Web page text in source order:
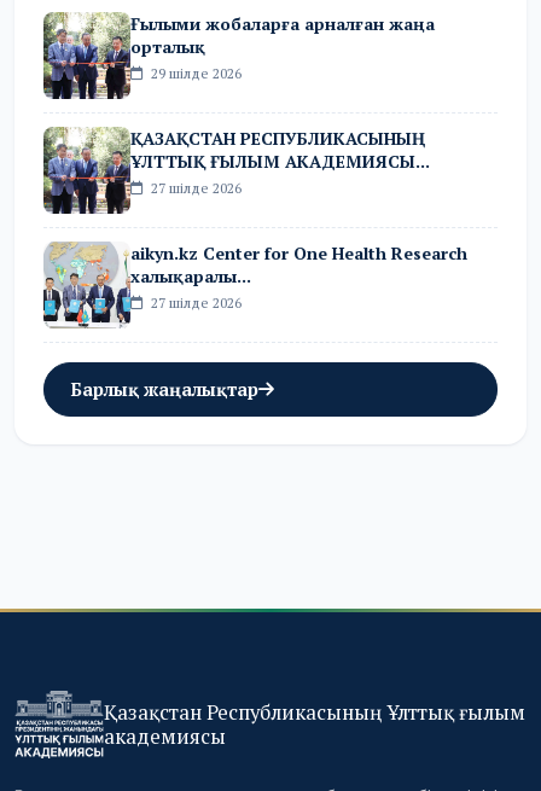
Ғылыми жобаларға арналған жаңа
орталық
29 шілде 2026
ҚАЗАҚСТАН РЕСПУБЛИКАСЫНЫҢ
ҰЛТТЫҚ ҒЫЛЫМ АКАДЕМИЯСЫ...
27 шілде 2026
aikyn.kz Center for One Health Research
халықаралы...
27 шілде 2026
Барлық жаңалықтар
Қазақстан Республикасының Ұлттық ғылым
академиясы